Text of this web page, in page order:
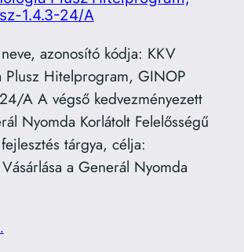
1.4.3-24/A
azonosító kódja: KKV
Plusz Hitelprogram, GINOP
A A végső kedvezményezett
Nyomda Korlátolt Felelősségű
tárgya, célja:
a Generál Nyomda